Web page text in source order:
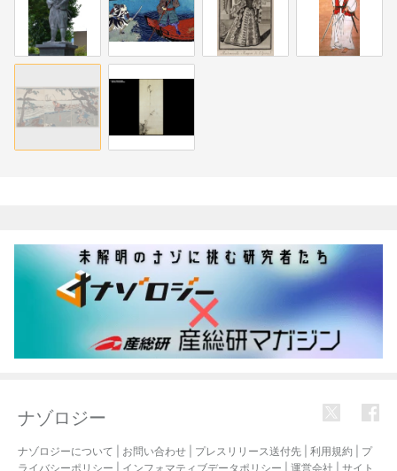
ナゾロジー
ナゾロジーについて お問い合わせ プレスリリース送付先 利用規約
プ
ライバシーポリシー
インフォマティブデータポリシー 運営会社 サイト